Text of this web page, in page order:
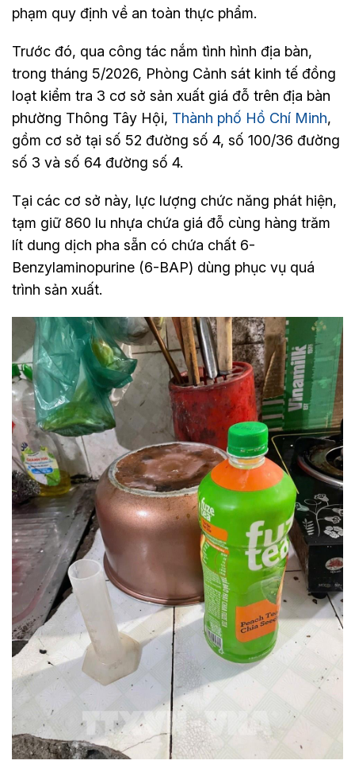
phạm quy định về an toàn thực phẩm.
Trước đó, qua công tác nắm tình hình địa bàn,
trong tháng 5/2026, Phòng Cảnh sát kinh tế đồng
loạt kiểm tra 3 cơ sở sản xuất giá đỗ trên địa bàn
phường Thông Tây Hội, Thành phố Hồ Chí Minh,
gồm cơ sở tại số 52 đường số 4, số 100/36 đường
số 3 và số 64 đường số 4.
Tại các cơ sở này, lực lượng chức năng phát hiện,
tạm giữ 860 lu nhựa chứa giá đỗ cùng hàng trăm
lít dung dịch pha sẵn có chứa chất 6-
Benzylaminopurine (6-BAP) dùng phục vụ quá
trình sản xuất.